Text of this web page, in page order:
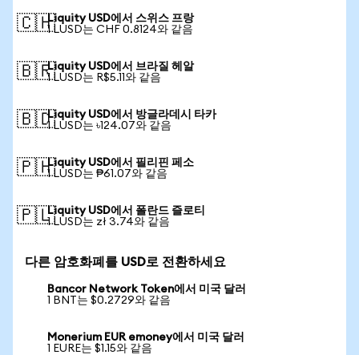
🇨🇭Liquity USD에서 스위스 프랑
1 LUSD는 CHF 0.8124와 같음
🇧🇷Liquity USD에서 브라질 헤알
1 LUSD는 R$5.11와 같음
🇧🇩Liquity USD에서 방글라데시 타카
1 LUSD는 ৳124.07와 같음
🇵🇭Liquity USD에서 필리핀 페소
1 LUSD는 ₱61.07와 같음
🇵🇱Liquity USD에서 폴란드 즐로티
1 LUSD는 zł 3.74와 같음
다른 암호화폐를 USD로 전환하세요
Bancor Network Token에서 미국 달러
1 BNT는 $0.2729와 같음
Monerium EUR emoney에서 미국 달러
1 EURE는 $1.15와 같음